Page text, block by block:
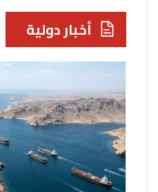
أخبار دولية